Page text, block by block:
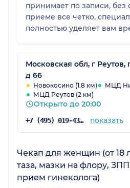
принимает по записи,
приеме все четко,
полностью уделяет вам
и и спокойно. Наблюдаюсь
здесь.
Московская обл, г
д 66
Новокосино (1.8 км)
МЦД
МЦД Реутов (2 км)
Открыто до 20:00
+7 (495) 019-43-34 показать
Чекап для женщин (от 18
таза, мазки на флору,
прием гинеколога)